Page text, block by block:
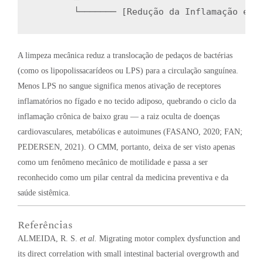
A limpeza mecânica reduz a translocação de pedaços de bactérias
(como os lipopolissacarídeos ou LPS) para a circulação sanguínea.
Menos LPS no sangue significa menos ativação de receptores
inflamatórios no fígado e no tecido adiposo, quebrando o ciclo da
inflamação crônica de baixo grau — a raiz oculta de doenças
cardiovasculares, metabólicas e autoimunes (FASANO, 2020; FAN;
PEDERSEN, 2021). O CMM, portanto, deixa de ser visto apenas
como um fenômeno mecânico de motilidade e passa a ser
reconhecido como um pilar central da medicina preventiva e da
saúde sistêmica.
Referências
ALMEIDA, R. S. et al. Migrating motor complex dysfunction and
its direct correlation with small intestinal bacterial overgrowth and